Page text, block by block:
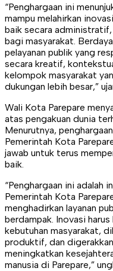
“Penghargaan ini
mampu melahirkan
baik secara
bagi masyarakat.
pelayanan publik yang
secara kreatif,
kelompok masyarakat
dukungan lebih besar,”
Wali Kota Parepare
atas pengakuan dunia
Menurutnya,
Pemerintah Kota
jawab untuk terus
baik.
“Penghargaan ini adalah
Pemerintah Kota
menghadirkan layanan
berdampak. Inovasi
kebutuhan masyarakat,
produktif, dan
meningkatkan
manusia di Parepare,”